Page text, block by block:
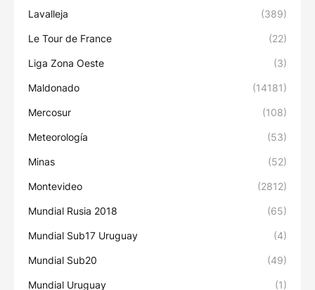
Lavalleja (389)
Le Tour de France (22)
Liga Zona Oeste (3)
Maldonado (14181)
Mercosur (108)
Meteorología (53)
Minas (52)
Montevideo (2812)
Mundial Rusia 2018 (65)
Mundial Sub17 Uruguay (4)
Mundial Sub20 (49)
Mundial Uruguay (1)